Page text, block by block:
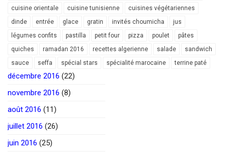
cuisine orientale cuisine tunisienne
cuisines végétariennes
dinde
entrée glace gratin invités choumicha
jus
légumes confits
pastilla petit four pizza poulet
pâtes
quiches
ramadan 2016 recettes algerienne salade
sandwich
sauce
seffa spécial stars spécialité marocaine terrine paté
décembre 2016 (22)
novembre 2016 (8)
août 2016 (11)
juillet 2016 (26)
juin 2016 (25)